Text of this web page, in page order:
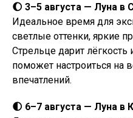
🌔 3–5 августа — Луна в
Идеальное время для
светлые оттенки, яркие
Стрельце дарит
поможет настроиться на
впечатлений.
🌓 6–7 августа — Луна в